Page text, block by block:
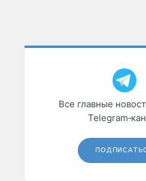
Все главные